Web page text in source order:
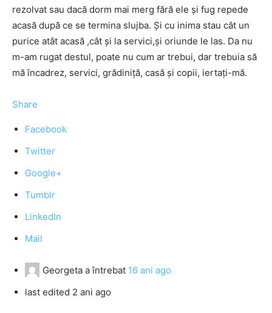
rezolvat sau dacă dorm mai merg fără ele și fug repede
acasă după ce se termina slujba. Și cu inima stau cât un
purice atât acasă ,cât și la servici,și oriunde le las. Da nu
m-am rugat destul, poate nu cum ar trebui, dar trebuia să
mă încadrez, servici, grădiniță, casă și copii, iertați-mă.
Share
Facebook
Twitter
Google+
Tumblr
LinkedIn
Mail
Georgeta a întrebat 16 ani ago
last edited 2 ani ago